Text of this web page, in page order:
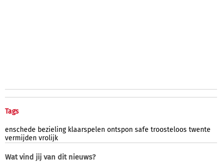
Tags
enschede bezieling klaarspelen ontspon safe troosteloos twente
vermijden vrolijk
Wat vind jij van dit nieuws?